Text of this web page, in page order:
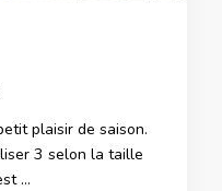
plaisir de saison.
3 selon la taille
…